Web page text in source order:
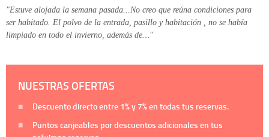
"Estuve alojada la semana pasada...No creo que reúna condiciones para
ser habitado. El polvo de la entrada, pasillo y habitación , no se había
limpiado en todo el invierno, además de…"
NUESTRAS OFERTAS
Descuento directo entre 1%y 7%en todas tus reservas.
Puntos canjeables por descuentos adicionales en tus